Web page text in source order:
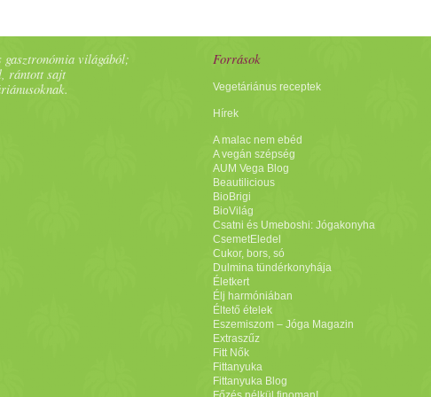
vagy konyharuhával letakarjuk az üveg tetejét
mindig, amikor épp nem fogyasztunk belőle. Frissen
szűrjük kancsóba vagy poharakba.
a gyermeki
romantikát is
kislánynak is
világából;
rántott sajt
Források
Vegetáriánus receptek
Hírek
A malac nem ebéd
A vegán szépség
AUM Vega Blog
Beautilicious
BioBrigi
BioVilág
Csatni és Umeboshi: Jógakonyha
CsemetEledel
Cukor, bors, só
Dulmina tündérkonyhája
Életkert
Élj harmóniában
Éltető ételek
Eszemiszom – Jóga Magazin
Extraszűz
Fitt Nők
Fittanyuka
Fittanyuka Blog